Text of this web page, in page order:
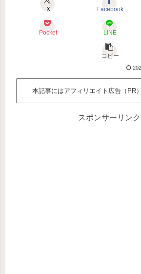
X Facebook
Pocket LINE
コピー
本記事にはアフィリエイト広告（PR
スポンサーリンク